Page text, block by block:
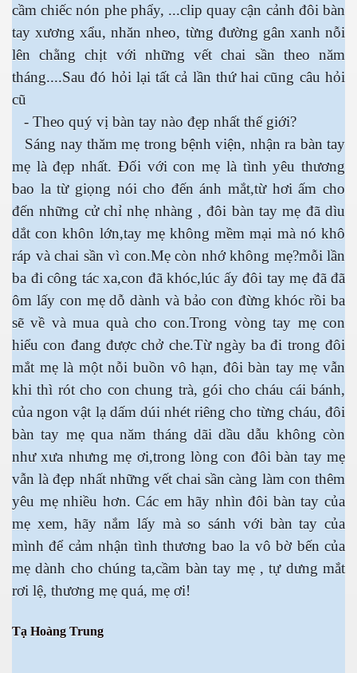
cầm chiếc nón phe phẩy, ...clip quay cận cảnh đôi bàn
tay xương xẩu, nhăn nheo, từng đường gân xanh nỗi
lên chằng chịt với những vết chai sần theo năm
tháng....Sau đó hỏi lại tất cả lần thứ hai cũng câu hỏi
cũ
- Theo quý vị bàn tay nào đẹp nhất thế giới?
Sáng nay thăm mẹ trong bệnh viện, nhận ra bàn tay
mẹ là đẹp nhất. Đối với con mẹ là tình yêu thương
bao la từ giọng nói cho đến ánh mắt,từ hơi ấm cho
đến những cử chỉ nhẹ nhàng , đôi bàn tay mẹ đã dìu
dắt con khôn lớn,tay mẹ không mềm mại mà nó khô
ráp và chai sần vì con.Mẹ còn nhớ không mẹ?mỗi lần
ba đi công tác xa,con đã khóc,lúc ấy đôi tay mẹ đã đã
ôm lấy con mẹ dỗ dành và bảo con đừng khóc rồi ba
sẽ về và mua quà cho con.Trong vòng tay mẹ con
hiểu con đang được chở che.Từ ngày ba đi trong đôi
mắt mẹ là một nỗi buồn vô hạn, đôi bàn tay mẹ vẫn
khi thì rót cho con chung trà, gói cho cháu cái bánh,
của ngon vật lạ dấm dúi nhét riêng cho từng cháu, đôi
bàn tay mẹ qua năm tháng dãi dầu dẫu không còn
như xưa nhưng mẹ ơi,trong lòng con đôi bàn tay mẹ
vẫn là đẹp nhất những vết chai sần càng làm con thêm
yêu mẹ nhiều hơn. Các em hãy nhìn đôi bàn tay của
mẹ xem, hãy nắm lấy mà so sánh với bàn tay của
mình để cảm nhận tình thương bao la vô bờ bến của
mẹ dành cho chúng ta,cầm bàn tay mẹ , tự dưng mắt
rơi lệ, thương mẹ quá, mẹ ơi!
Tạ Hoàng Trung